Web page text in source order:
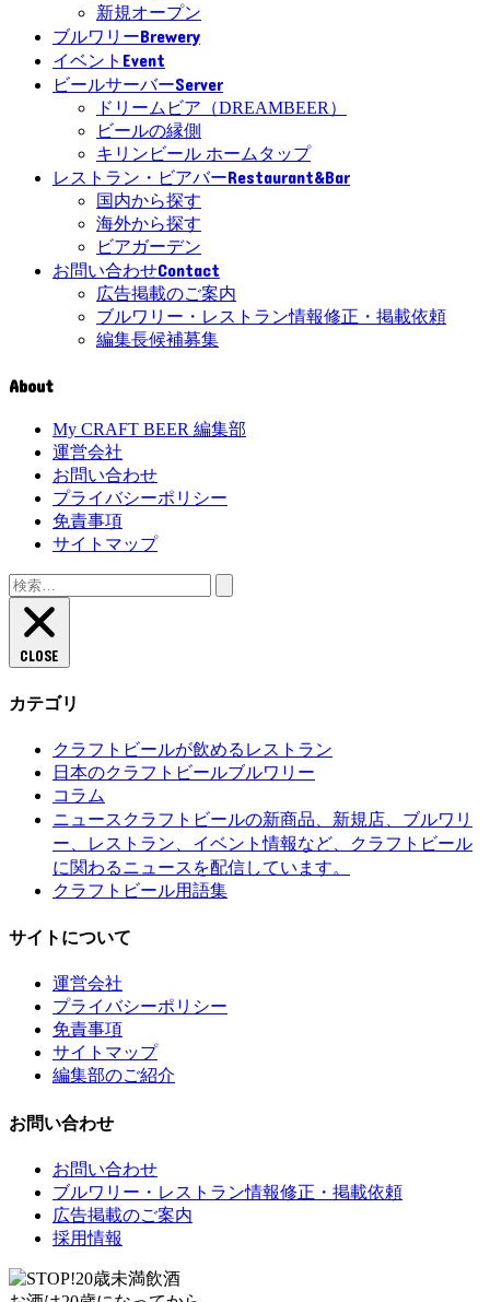
新規オープン
ブルワリーBrewery
イベント Event
ビールサーバーServer
ドリームビア（DREAMBEER）
ビールの縁側
キリンビール ホームタップ
レストラン・ビアバーRestaurant&Bar
国内から探す
海外から探す
ビアガーデン
お問い合わせContact
広告掲載のご案内
ブルワリー・レストラン情報修正・掲載依頼
編集長候補募集
About
My CRAFT BEER 編集部
運営会社
お問い合わせ
プライバシーポリシー
免責事項
サイトマップ
検
索:
CLOSE
カテゴリ
クラフトビールが飲めるレストラン
日本のクラフトビールブルワリー
コラム
ニュース クラフトビールの新商品、新規店、ブルワリ
ー、レストラン、イベント情報など、クラフトビール
に関わるニュースを配信しています。
クラフトビール用語集
サイトについて
運営会社
プライバシーポリシー
免責事項
サイトマップ
編集部のご紹介
お問い合わせ
お問い合わせ
ブルワリー・レストラン情報修正・掲載依頼
広告掲載のご案内
採用情報